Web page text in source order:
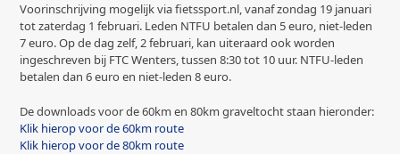
Voorinschrijving mogelijk via fietssport.nl, vanaf zondag 19 januari
tot zaterdag 1 februari. Leden NTFU betalen dan 5 euro, niet-leden
7 euro. Op de dag zelf, 2 februari, kan uiteraard ook worden
ingeschreven bij FTC Wenters, tussen 8:30 tot 10 uur. NTFU-leden
betalen dan 6 euro en niet-leden 8 euro.
De downloads voor de 60km en 80km graveltocht staan hieronder:
Klik hierop voor de 60km route
Klik hierop voor de 80km route